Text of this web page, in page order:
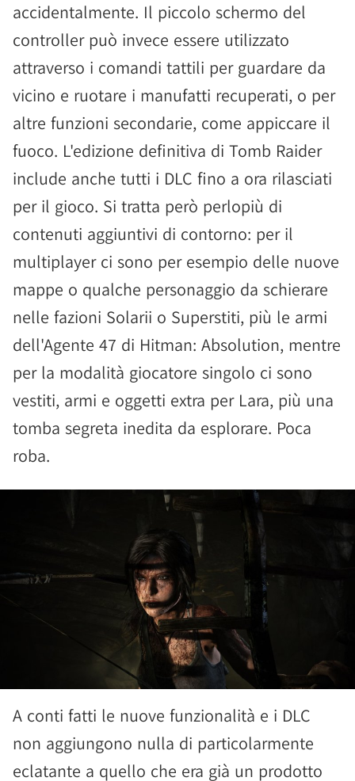
accidentalmente. Il piccolo schermo del
controller può invece essere utilizzato
attraverso i comandi tattili per guardare da
vicino e ruotare i manufatti recuperati, o per
altre funzioni secondarie, come appiccare il
fuoco. L'edizione definitiva di Tomb Raider
include anche tutti i DLC fino a ora rilasciati
per il gioco. Si tratta però perlopiù di
contenuti aggiuntivi di contorno: per il
multiplayer ci sono per esempio delle nuove
mappe o qualche personaggio da schierare
nelle fazioni Solarii o Superstiti, più le armi
dell'Agente 47 di Hitman: Absolution, mentre
per la modalità giocatore singolo ci sono
vestiti, armi e oggetti extra per Lara, più una
tomba segreta inedita da esplorare. Poca
roba.
A conti fatti le nuove funzionalità e i DLC
non aggiungono nulla di particolarmente
eclatante a quello che era già un prodotto